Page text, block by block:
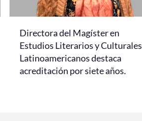
Directora del Magíster en
Estudios Literarios y Culturales
Latinoamericanos destaca
acreditación por siete años.